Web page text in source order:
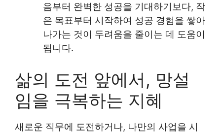
음부터 완벽한 성공을 기대하기보다, 작
은 목표부터 시작하여 성공 경험을 쌓아
나가는 것이 두려움을 줄이는 데 도움이
됩니다.
삶의 도전 앞에서, 망설
임을 극복하는 지혜
새로운 직무에 도전하거나, 나만의 사업을 시